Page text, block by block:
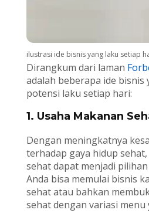
ilustrasi ide bisnis yang laku setiap
Dirangkum dari laman
adalah beberapa ide bisnis
potensi laku setiap hari:
1. Usaha Makanan
Dengan meningkatnya
terhadap gaya hidup
sehat dapat menjadi
Anda bisa memulai bisnis
sehat atau bahkan
sehat dengan variasi menu